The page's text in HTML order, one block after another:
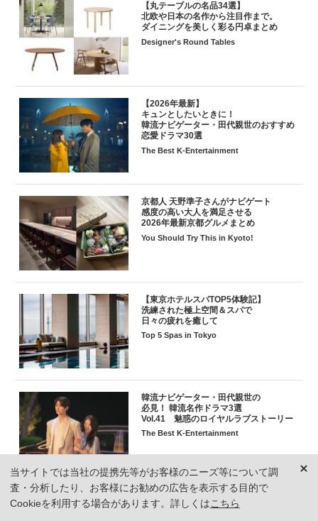
【丸テーブルの名品34選】
北欧や日本の名作から注目作まで。
ダイニングを美しく彩る円卓まとめ
Designer's Round Tables
【2026年最新】
キュンとしたいときに！
韓流ナビゲーター・田代親世のおすすめ
恋愛ドラマ30選
The Best K-Entertainment
京都人 天野準子さんがナビゲート
感度の高い大人を満足させる
2026年最新京都グルメまとめ
You Should Try This in Kyoto!
【東京ホテルスパTOP5体験記】
洗練された極上空間＆スパで
日々の疲れを癒して
Top 5 Spas in Tokyo
韓流ナビゲーター・田代親世の
必見！ 韓流名作ドラマ3選
Vol.41 魅惑のロイヤルラブストーリー
The Best K-Entertainment
当サイトでは当社の提携先等がお客様のニーズ等について調
査・分析したり、お客様にお勧めの広告を表示する目的で
Cookieを利用する場合があります。詳しくはこちら